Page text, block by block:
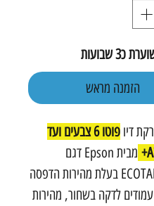
שבועות
הזמנה מראש
דיו
פוטו 6 צבעים ועד
מבית Epson דגם
ECOTANK L8180 בעלת מהירות הדפסה
של עד 32 עמודים לדקה בשחור, מהירות